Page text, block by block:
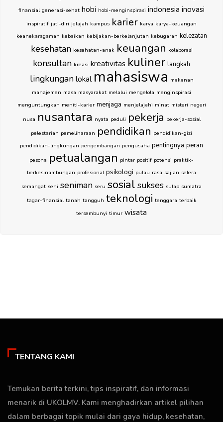
finansial generasi-sehat hobi hobi-menginspirasi indonesia inovasi
inspiratif jati-diri jelajah kampus karier karya karya-keuangan
keanekaragaman kebaikan kebijakan-berkelanjutan kebugaran kelezatan
kesehatan kesehatan-anak keuangan kolaborasi
konsultan kreasi kreativitas kuliner langkah
lingkungan lokal mahasiswa makanan
manajemen masa masyarakat melalui mengelola menginspirasi
menguntungkan meniti-karier menjaga menjelajahi minat misteri negeri
nusa nusantara nyata peduli pekerja pekerja-sosial
pelestarian pemeliharaan pendidikan pendidikan-gizi
pendidikan-lingkungan pengembangan pengusaha pentingnya peran
pesona petualangan pintar positif potensi praktik-
berkesinambungan profesional psikologi pulau rasa sajian selera
semangat seni seniman seru sosial sukses sulap sumatra
tagar-finansial tanah tangguh teknologi tenggara terbaik
tersembunyi timur wisata
TENTANG KAMI
Temukan berita terkini, tips inspiratif, dan informasi
menarik di UKOLMV. Kami menghadirkan artikel pilihan
dalam berbagai topik mulai dari gaya hidup, kesehatan,